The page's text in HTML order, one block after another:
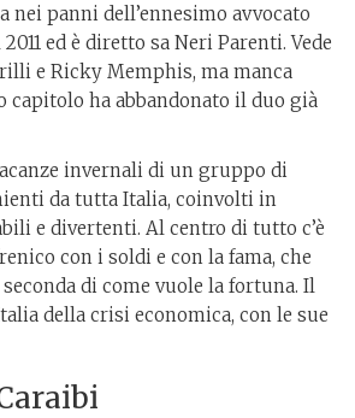
nei panni dell’ennesimo avvocato
ed è diretto sa Neri Parenti. Vede
e Ricky Memphis, ma manca
capitolo ha abbandonato il duo già
invernali di un gruppo di
da tutta Italia, coinvolti in
e divertenti. Al centro di tutto c’è
con i soldi e con la fama, che
di come vuole la fortuna. Il
della crisi economica, con le sue